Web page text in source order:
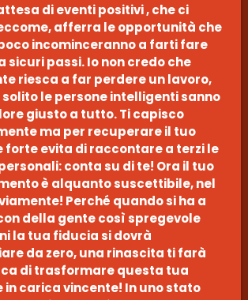
di eventi positivi , che ci
afferra le opportunità che
incominceranno a farti fare
sicuri passi. Io non credo che
riesca a far perdere un lavoro,
le persone intelligenti sanno
giusto a tutto. Ti capisco
ma per recuperare il tuo
evita di raccontare a terzi le
conta su di te! Ora il tuo
è alquanto suscettibile, nel
Perché quando si ha a
della gente così spregevole
la tua fiducia si dovrà
da zero, una rinascita ti farà
di trasformare questa tua
in carica vincente! In uno stato